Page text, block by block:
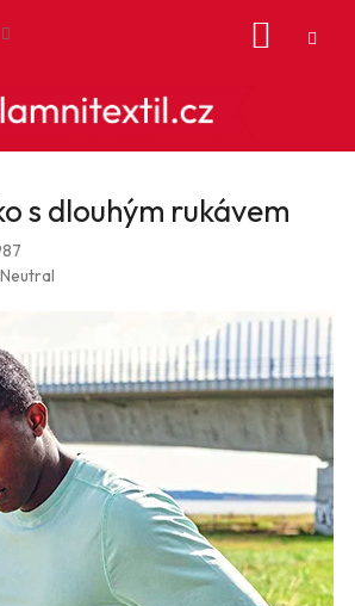
s dlouhým rukávem
Neutral